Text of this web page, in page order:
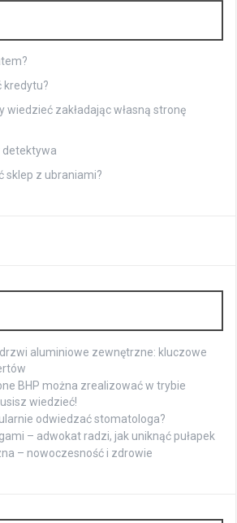
kredytu?
wiedzieć zakładając własną stronę
detektywa
sklep z ubraniami?
aluminiowe zewnętrzne: kluczowe
BHP można zrealizować w trybie
wiedzieć!
odwiedzać stomatologa?
– adwokat radzi, jak uniknąć pułapek
– nowoczesność i zdrowie